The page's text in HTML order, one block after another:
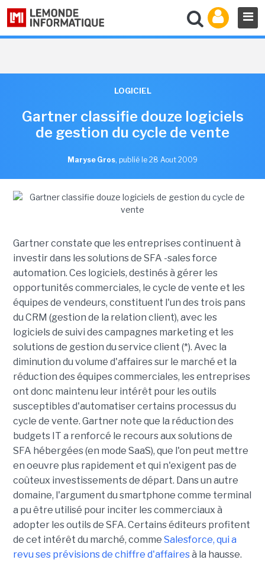
LOGICIEL
Gartner classifie douze logiciels
de gestion du cycle de vente
Maryse Gros, publié le 28 Aout 2009
Gartner constate que les entreprises continuent à
investir dans les solutions de SFA -sales force
automation. Ces logiciels, destinés à gérer les
opportunités commerciales, le cycle de vente et les
équipes de vendeurs, constituent l'un des trois pans
du CRM (gestion de la relation client), avec les
logiciels de suivi des campagnes marketing et les
solutions de gestion du service client (*). Avec la
diminution du volume d'affaires sur le marché et la
réduction des équipes commerciales, les entreprises
ont donc maintenu leur intérêt pour les outils
susceptibles d'automatiser certains processus du
cycle de vente. Gartner note que la réduction des
budgets IT a renforcé le recours aux solutions de
SFA hébergées (en mode SaaS), que l'on peut mettre
en oeuvre plus rapidement et qui n'exigent pas de
coûteux investissements de départ. Dans un autre
domaine, l'argument du smartphone comme terminal
a pu être utilisé pour inciter les commerciaux à
adopter les outils de SFA. Certains éditeurs profitent
de cet intérêt du marché, comme Salesforce, qui a
revu ses prévisions de chiffre d'affairesà la hausse.